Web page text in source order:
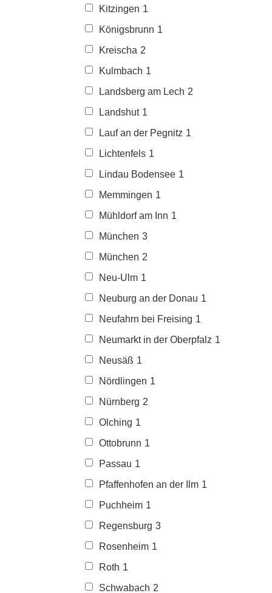
Kitzingen 1
Königsbrunn 1
Kreischa 2
Kulmbach 1
Landsberg am Lech 2
Landshut 1
Lauf an der Pegnitz 1
Lichtenfels 1
Lindau Bodensee 1
Memmingen 1
Mühldorf am Inn 1
München 3
München 2
Neu-Ulm 1
Neuburg an der Donau 1
Neufahrn bei Freising 1
Neumarkt in der Oberpfalz 1
Neusäß 1
Nördlingen 1
Nürnberg 2
Olching 1
Ottobrunn 1
Passau 1
Pfaffenhofen an der Ilm 1
Puchheim 1
Regensburg 3
Rosenheim 1
Roth 1
Schwabach 2